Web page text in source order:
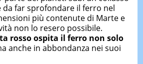
da far sprofondare il ferro nel
più contenute di Marte e
non lo resero possibile.
rosso ospita il ferro non solo
anche in abbondanza nei suoi